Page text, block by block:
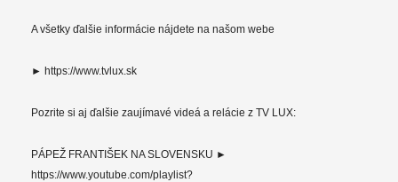
A všetky ďalšie informácie nájdete na našom webe
► https://www.tvlux.sk
Pozrite si aj ďalšie zaujímavé videá a relácie z TV LUX:
PÁPEŽ FRANTIŠEK NA SLOVENSKU ►
https://www.youtube.com/playlist?